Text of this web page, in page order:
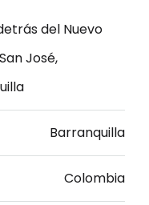
del Nuevo
José,
Barranquilla
Colombia